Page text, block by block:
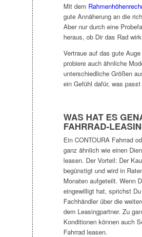
Mit dem
gute Annäherung an die
Aber nur durch eine
heraus, ob Dir das Rad
Vertraue auf das gute
probiere auch ähnliche
unterschiedliche Größen
ein Gefühl dafür, was
WAS HAT ES
FAHRRAD-
Ein CONTOURA Fahrrad
ganz ähnlich wie einen
leasen. Der Vorteil: Der
begünstigt und wird in
Monaten aufgeteilt. Wenn
eingewilligt hat, sprichst
Fachhändler über die
dem Leasingpartner. Zu
Konditionen können auch
Fahrrad leasen.